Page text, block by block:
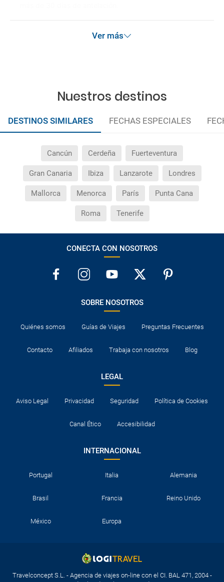
Ver más
Nuestros destinos
DESTINOS SIMILARES FECHAS ESPECIALES
Cancún Cerdeña Fuerteventura
Gran Canaria Ibiza Lanzarote Londres
Mallorca Menorca París Punta Cana
Roma Tenerife
CONECTA CON NOSOTROS
SOBRE NOSOTROS
Quiénes somos Guías de Viajes Preguntas Frecuentes
Contacto Afiliados Trabaja con nosotros Blog
LEGAL
Aviso Legal Privacidad Seguridad Política de Cookies
Canal Ético Accesibilidad
INTERNACIONAL
Portugal Italia Alemania
Brasil Francia Reino Unido
México Europa
Travelconcept S.L. - Agencia de viajes on-line con el CI. BAL 471, 2004 -